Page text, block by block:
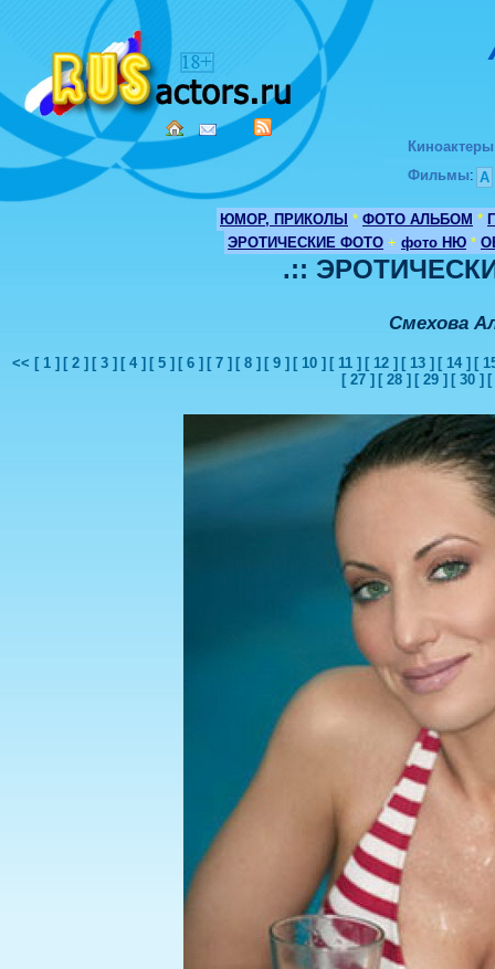
Киноактеры
Фильмы: А
ЮМОР, ПРИКОЛЫ * ФОТО АЛЬБОМ *
ЭРОТИЧЕСКИЕ ФОТО + фото НЮ *
.::
Смехова
<< [ 1 ] [ 2 ] [ 3 ] [ 4 ] [ 5 ] [ 6 ] [ 7 ] [ 8 ] [ 9 ] [ 10 ] [ 11 ] [ 12 ] [ 13 ] [ 14 ] [
[ 27 ] [ 28 ] [ 29 ] [ 30 ]